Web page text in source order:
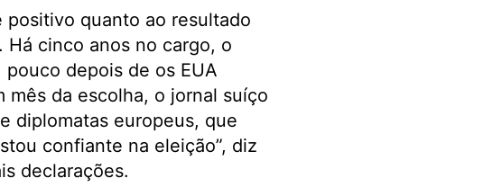
quanto ao resultado
cinco anos no cargo, o
depois de os EUA
mês da escolha, o jornal suíço
diplomatas europeus, que
confiante na eleição”, diz
declarações.